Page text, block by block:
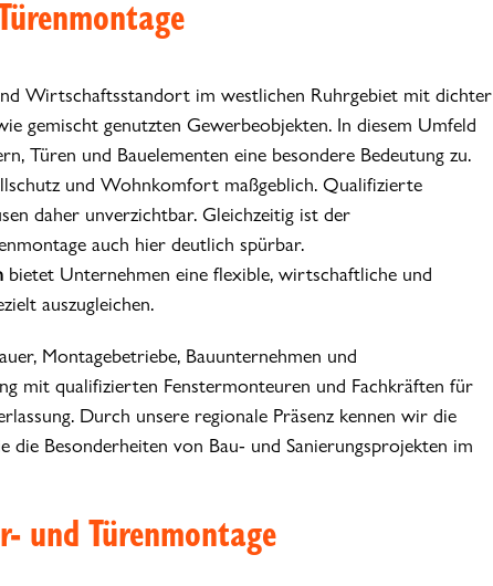
Wirtschaftsstandort im westlichen Ruhrgebiet mit dichter
gemischt genutzten Gewerbeobjekten. In diesem Umfeld
Türen und Bauelementen eine besondere Bedeutung zu.
und Wohnkomfort maßgeblich. Qualifizierte
daher unverzichtbar. Gleichzeitig ist der
auch hier deutlich spürbar.
bietet Unternehmen eine flexible, wirtschaftliche und
auszugleichen.
Montagebetriebe, Bauunternehmen und
mit qualifizierten Fenstermonteuren und Fachkräften für
Durch unsere regionale Präsenz kennen wir die
Besonderheiten von Bau- und Sanierungsprojekten im
und Türenmontage